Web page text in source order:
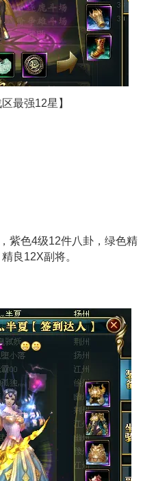
强12星】
色4级12件八卦，绿色精
良12X副将。